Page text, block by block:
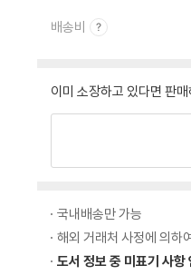
배송비
이미 소장하고 있다면 판
국내배송만 가능
해외 거래처 사정에 의하
도서 정보 중 미표기 사항